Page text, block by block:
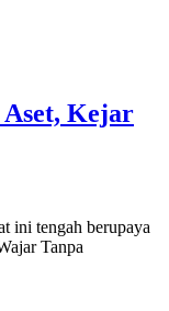
Kejar
ini tengah berupaya
Tanpa